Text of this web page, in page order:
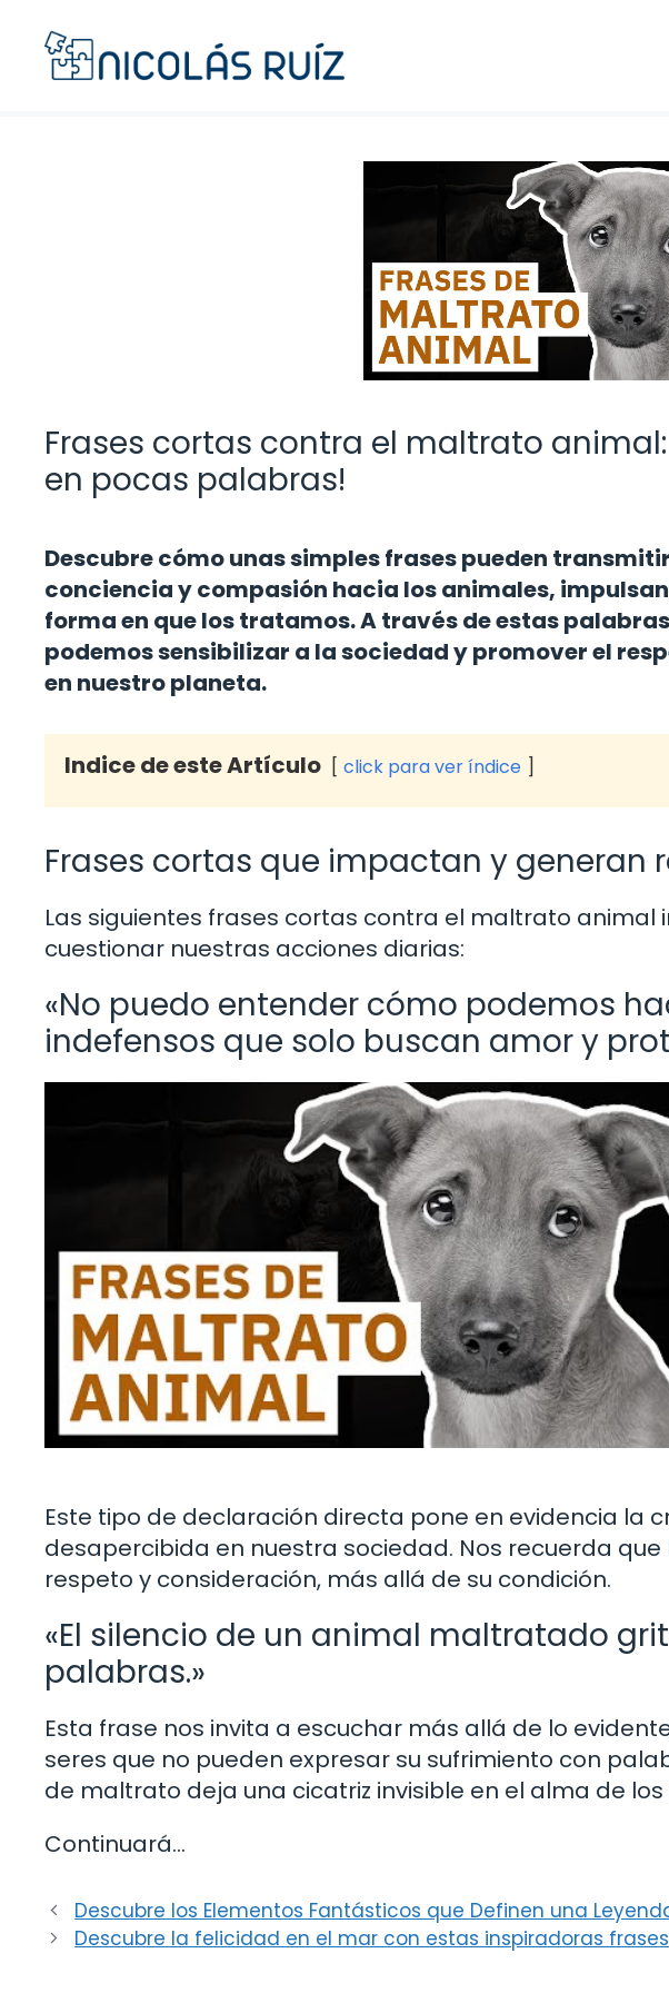
contenido
Frases cortas contra el maltrato
en pocas palabras!
Descubre cómo unas simples frases pueden
conciencia y compasión hacia los animales,
forma en que los tratamos. A través de estas
podemos sensibilizar a la sociedad y promover el
en nuestro planeta.
Indice de este Artículo click para ver índice
Frases cortas que impactan y generan
Las siguientes frases cortas contra el maltrato animal
cuestionar nuestras acciones diarias:
«No puedo entender cómo podemos
indefensos que solo buscan amor y
Este tipo de declaración directa pone en evidencia la
desapercibida en nuestra sociedad. Nos recuerda
respeto y consideración, más allá de su condición.
«El silencio de un animal maltratado
palabras.»
Esta frase nos invita a escuchar más allá de lo
seres que no pueden expresar su sufrimiento con
de maltrato deja una cicatriz invisible en el alma de
Continuará…
Descubre los Elementos Fantásticos que Definen una
Descubre la felicidad en el mar con estas inspiradoras frases